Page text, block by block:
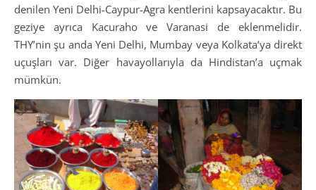
denilen Yeni Delhi-Caypur-Agra kentlerini kapsayacaktır. Bu
geziye ayrıca Kacuraho ve Varanasi de eklenmelidir.
THY’nin şu anda Yeni Delhi, Mumbay veya Kolkata’ya direkt
uçuşları var. Diğer havayollarıyla da Hindistan’a uçmak
mümkün.